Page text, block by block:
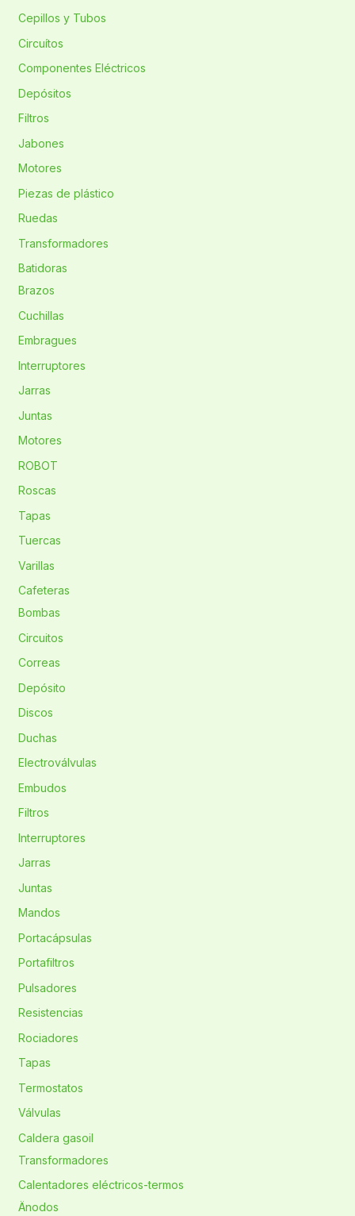
Cepillos y Tubos
Circuítos
Componentes Eléctricos
Depósitos
Filtros
Jabones
Motores
Piezas de plástico
Ruedas
Transformadores
Batidoras
Brazos
Cuchillas
Embragues
Interruptores
Jarras
Juntas
Motores
ROBOT
Roscas
Tapas
Tuercas
Varillas
Cafeteras
Bombas
Circuitos
Correas
Depósito
Discos
Duchas
Electroválvulas
Embudos
Filtros
Interruptores
Jarras
Juntas
Mandos
Portacápsulas
Portafiltros
Pulsadores
Resistencias
Rociadores
Tapas
Termostatos
Válvulas
Caldera gasoil
Transformadores
Calentadores eléctricos-termos
Änodos